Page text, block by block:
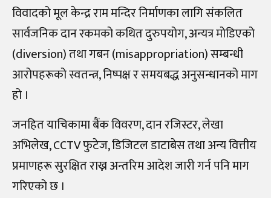
विवादको मूल केन्द्र राम मन्दिर निर्माणका लागि संकलित
सार्वजनिक दान रकमको कथित दुरुपयोग, अन्यत्र मोडिएको
(diversion) तथा गबन (misappropriation) सम्बन्धी
आरोपहरूको स्वतन्त्र, निष्पक्ष र समयबद्ध अनुसन्धानको माग
हो ।
जनहित याचिकामा बैंक विवरण, दान रजिस्टर, लेखा
अभिलेख, CCTV फुटेज, डिजिटल डाटाबेस तथा अन्य वित्तीय
प्रमाणहरू सुरक्षित राख्न अन्तरिम आदेश जारी गर्न पनि माग
गरिएको छ ।